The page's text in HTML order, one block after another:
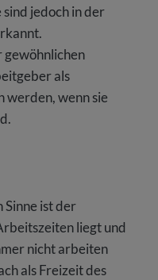
jedoch in der
gewöhnlichen
als
werden, wenn sie
ist der
liegt und
nicht arbeiten
als Freizeit des